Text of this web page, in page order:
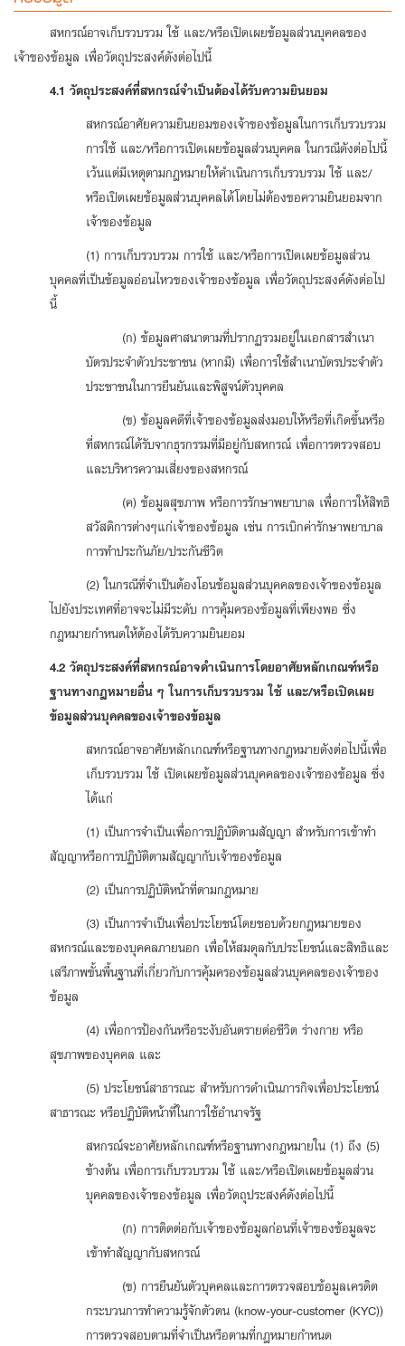
สหกรณ์อาจเก็บรวบรวม ใช้ และ/หรือเปิดเผยข้อมูลส่วนบุคคลของ
เจ้าของข้อมูล เพื่อวัตถุประสงค์ดังต่อไปนี้
4.1 วัตถุประสงค์ที่สหกรณ์จำเป็นต้องได้รับความยินยอม
สหกรณ์อาศัยความยินยอมของเจ้าของข้อมูลในการเก็บรวบรวม
การใช้ และ/หรือการเปิดเผยข้อมูลส่วนบุคคล ในกรณีดังต่อไปนี้
เว้นแต่มีเหตุตามกฎหมายให้ดําเนินการเก็บรวบรวม ใช้ และ/
หรือเปิดเผยข้อมูลส่วนบุคคลได้โดยไม่ต้องขอความยินยอมจาก
เจ้าของข้อมูล
(1) การเก็บรวบรวม การใช้ และ/หรือการเปิดเผยข้อมูลส่วน
บุคคลที่เป็นข้อมูลอ่อนไหวของเจ้าของข้อมูล เพื่อวัตถุประสงค์ดังต่อไป
นี้
(ก) ข้อมูลศาสนาตามที่ปรากฏรวมอยู่ในเอกสารสำเนา
บัตรประจำตัวประชาชน (หากมี) เพื่อการใช้สำเนาบัตรประจำตัว
ประชาชนในการยืนยันและพิสูจน์ตัวบุคคล
(ข) ข้อมูลคดีที่เจ้าของข้อมูลส่งมอบให้หรือที่เกิดขึ้นหรือ
ที่สหกรณ์ได้รับจากธุรกรรมที่มีอยู่กับสหกรณ์ เพื่อการตรวจสอบ
และบริหารความเสี่ยงของสหกรณ์
(ค) ข้อมูลสุขภาพ หรือการรักษาพยาบาล เพื่อการให้สิทธิ
สวัสดิการต่างๆแก่เจ้าของข้อมูล เช่น การเบิกค่ารักษาพยาบาล
การทำประกันภัย/ประกันชีวิต
(2) ในกรณีที่จำเป็นต้องโอนข้อมูลส่วนบุคคลของเจ้าของข้อมูล
ไปยังประเทศที่อาจจะไม่มีระดับ การคุ้มครองข้อมูลที่เพียงพอ ซึ่ง
กฎหมายกำหนดให้ต้องได้รับความยินยอม
4.2 วัตถุประสงค์ที่สหกรณ์อาจดำเนินการโดยอาศัยหลักเกณฑ์หรือ
ฐานทางกฎหมายอื่น ๆ ในการเก็บรวบรวม ใช้ และ/หรือเปิดเผย
ข้อมูลส่วนบุคคลของเจ้าของข้อมูล
สหกรณ์อาจอาศัยหลักเกณฑ์หรือฐานทางกฎหมายดังต่อไปนี้เพื่อ
เก็บรวบรวม ใช้ เปิดเผยข้อมูลส่วนบุคคลของเจ้าของข้อมูล ซึ่ง
ได้แก่
(1) เป็นการจำเป็นเพื่อการปฏิบัติตามสัญญา สำหรับการเข้าทำ
สัญญาหรือการปฏิบัติตามสัญญากับเจ้าของข้อมูล
(2) เป็นการปฏิบัติหน้าที่ตามกฎหมาย
(3) เป็นการจำเป็นเพื่อประโยชน์โดยชอบด้วยกฎหมายของ
สหกรณ์และของบุคคลภายนอก เพื่อให้สมดุลกับประโยชน์และสิทธิและ
เสรีภาพขั้นพื้นฐานที่เกี่ยวกับการคุ้มครองข้อมูลส่วนบุคคลของเจ้าของ
ข้อมูล
(4) เพื่อการป้องกันหรือระงับอันตรายต่อชีวิต ร่างกาย หรือ
สุขภาพของบุคคล และ
(5) ประโยชน์สาธารณะ สำหรับการดำเนินภารกิจเพื่อประโยชน์
สาธารณะ หรือปฏิบัติหน้าที่ในการใช้อำนาจรัฐ
สหกรณ์จะอาศัยหลักเกณฑ์หรือฐานทางกฎหมายใน (1) ถึง (5)
ข้างต้น เพื่อการเก็บรวบรวม ใช้ และ/หรือเปิดเผยข้อมูลส่วน
บุคคลของเจ้าของข้อมูล เพื่อวัตถุประสงค์ดังต่อไปนี้
(ก) การติดต่อกับเจ้าของข้อมูลก่อนที่เจ้าของข้อมูลจะ
เข้าทำสัญญากับสหกรณ์
(ข) การยืนยันตัวบุคคลและการตรวจสอบข้อมูลเครดิต
กระบวนการทำความรู้จักตัวตน (know-your-customer (KYC))
การตรวจสอบตามที่จำเป็นหรือตามที่กฎหมายกำหนด